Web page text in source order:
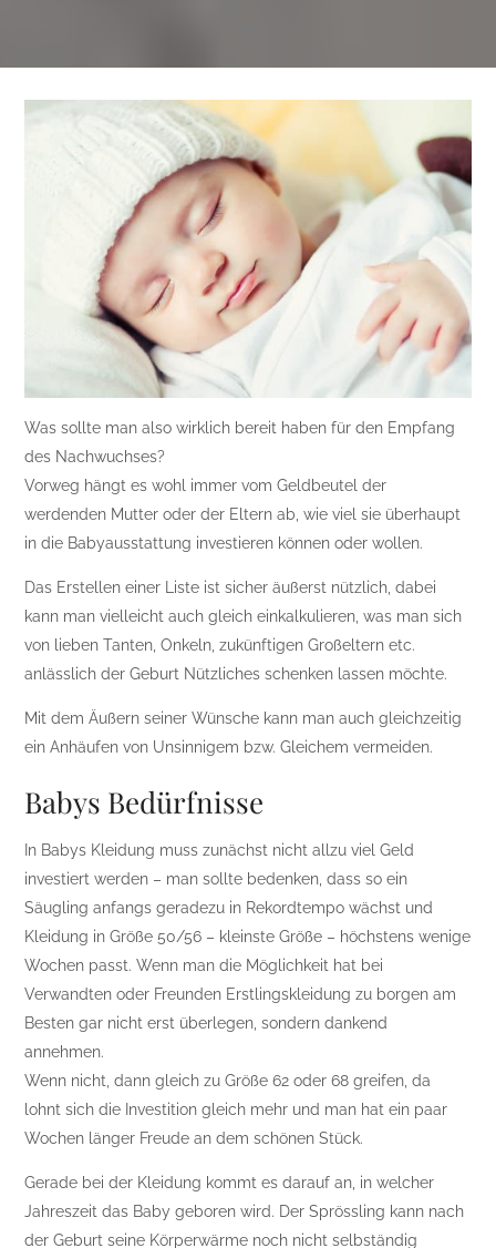
Was sollte man also wirklich bereit haben für den Empfang
des Nachwuchses?
Vorweg hängt es wohl immer vom Geldbeutel der
werdenden Mutter oder der Eltern ab, wie viel sie überhaupt
in die Babyausstattung investieren können oder wollen.
Das Erstellen einer Liste ist sicher äußerst nützlich, dabei
kann man vielleicht auch gleich einkalkulieren, was man sich
von lieben Tanten, Onkeln, zukünftigen Großeltern etc.
anlässlich der Geburt Nützliches schenken lassen möchte.
Mit dem Äußern seiner Wünsche kann man auch gleichzeitig
ein Anhäufen von Unsinnigem bzw. Gleichem vermeiden.
Babys Bedürfnisse
In Babys Kleidung muss zunächst nicht allzu viel Geld
investiert werden – man sollte bedenken, dass so ein
Säugling anfangs geradezu in Rekordtempo wächst und
Kleidung in Größe 50/56 – kleinste Größe – höchstens wenige
Wochen passt. Wenn man die Möglichkeit hat bei
Verwandten oder Freunden Erstlingskleidung zu borgen am
Besten gar nicht erst überlegen, sondern dankend
annehmen.
Wenn nicht, dann gleich zu Größe 62 oder 68 greifen, da
lohnt sich die Investition gleich mehr und man hat ein paar
Wochen länger Freude an dem schönen Stück.
Gerade bei der Kleidung kommt es darauf an, in welcher
Jahreszeit das Baby geboren wird. Der Sprössling kann nach
der Geburt seine Körperwärme noch nicht selbständig